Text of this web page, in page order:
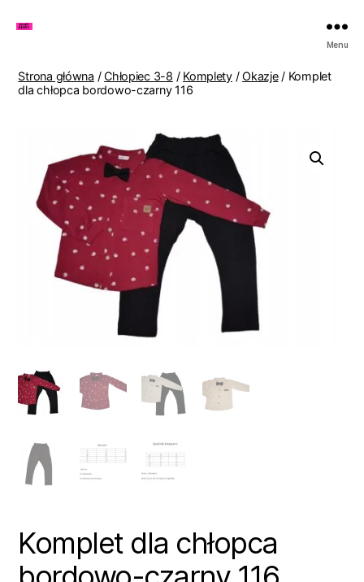
Lenki
Menu
Strona główna /Chłopiec 3-8 / Komplety/Okazje/ Komplet
dla chłopca bordowo-czarny 116
Komplet dla chłopca